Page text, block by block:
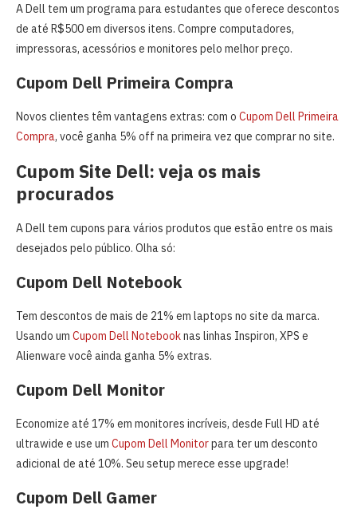
A Dell tem um programa para estudantes que oferece descontos
de até R$500 em diversos itens. Compre computadores,
impressoras, acessórios e monitores pelo melhor preço.
Cupom Dell Primeira Compra
Novos clientes têm vantagens extras: com o Cupom Dell Primeira
Compra, você ganha 5% off na primeira vez que comprar no site.
Cupom Site Dell: veja os mais
procurados
A Dell tem cupons para vários produtos que estão entre os mais
desejados pelo público. Olha só:
Cupom Dell Notebook
Tem descontos de mais de 21% em laptops no site da marca.
Usando um Cupom Dell Notebooknas linhas Inspiron, XPS e
Alienware você ainda ganha 5% extras.
Cupom Dell Monitor
Economize até 17% em monitores incríveis, desde Full HD até
ultrawide e use um Cupom Dell Monitorpara ter um desconto
adicional de até 10%. Seu setup merece esse upgrade!
Cupom Dell Gamer